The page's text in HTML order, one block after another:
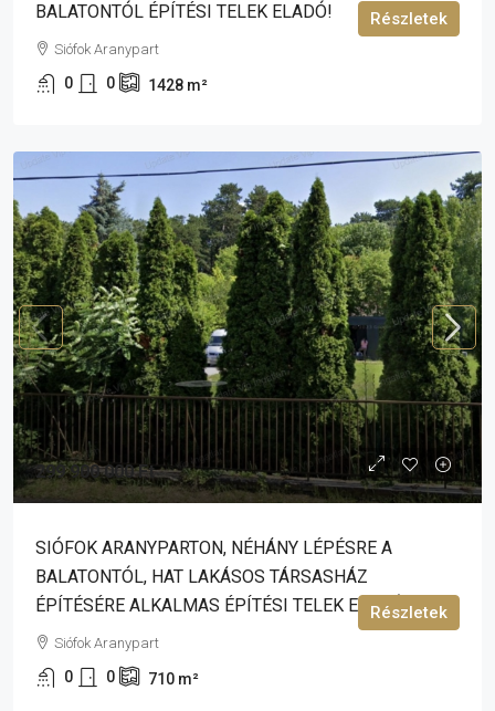
BALATONTÓL ÉPÍTÉSI TELEK ELADÓ!
Siófok Aranypart
0 0 1428 m²
Részletek
299 900 000 Ft
SIÓFOK ARANYPARTON, NÉHÁNY LÉPÉSRE A
BALATONTÓL, HAT LAKÁSOS TÁRSASHÁZ
ÉPÍTÉSÉRE ALKALMAS ÉPÍTÉSI TELEK ELADÓ!
Siófok Aranypart
0 0 710 m²
Részletek